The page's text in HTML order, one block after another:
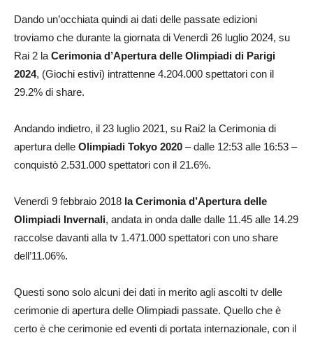
Dando un’occhiata quindi ai dati delle passate edizioni
troviamo che durante la giornata di Venerdì 26 luglio 2024, su
Rai 2 la Cerimonia d’Apertura delle Olimpiadi di Parigi
2024, (Giochi estivi) intrattenne 4.204.000 spettatori con il
29.2% di share.
Andando indietro, il 23 luglio 2021, su Rai2 la Cerimonia di
apertura delle Olimpiadi Tokyo 2020 – dalle 12:53 alle 16:53 –
conquistò 2.531.000 spettatori con il 21.6%.
Venerdì 9 febbraio 2018 la Cerimonia d’Apertura delle
Olimpiadi Invernali, andata in onda dalle dalle 11.45 alle 14.29
raccolse davanti alla tv 1.471.000 spettatori con uno share
dell’11.06%.
Questi sono solo alcuni dei dati in merito agli ascolti tv delle
cerimonie di apertura delle Olimpiadi passate. Quello che è
certo è che cerimonie ed eventi di portata internazionale, con il